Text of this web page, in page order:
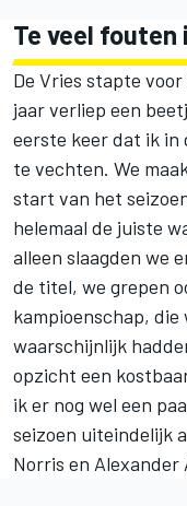
Te veel fouten
De Vries stapte
jaar verliep een
eerste keer dat ik in
te vechten. We
start van het
helemaal de juiste
alleen slaagden we
de titel, we grepen
kampioenschap,
waarschijnlijk
opzicht een
ik er nog wel een
seizoen uiteindelijk
Norris en Alexander